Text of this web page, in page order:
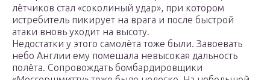
лётчиков стал «соколиный удар», при котором
истребитель пикирует на врага и после быстрой
атаки вновь уходит на высоту.
Недостатки у этого самолёта тоже были. Завоевать
небо Англии ему помешала невысокая дальность
полёта. Сопровождать бомбардировщики